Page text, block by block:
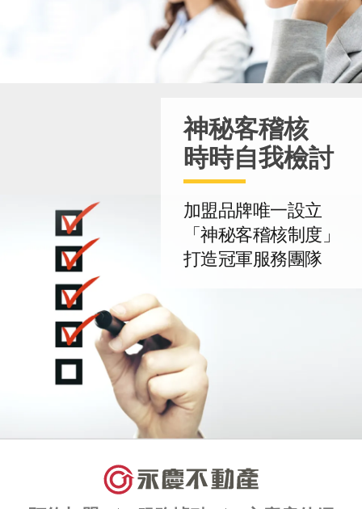
神秘客稽核
時時自我檢討
加盟品牌唯一設立
「神秘客稽核制度」
打造冠軍服務團隊